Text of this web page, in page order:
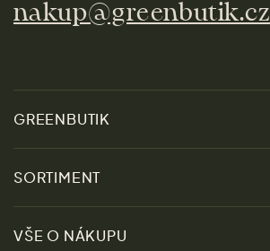
nakup@greenbutik.cz
GREENBUTIK
Udržitelnost
SORTIMENT
Slevy
VŠE O NÁKUPU